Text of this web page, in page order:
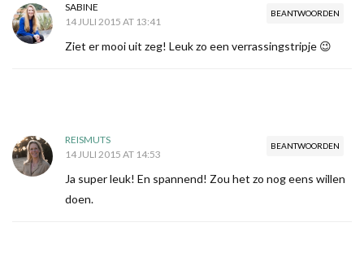
BEANTWOORDEN
SABINE
14 JULI 2015 AT 13:41
Ziet er mooi uit zeg! Leuk zo een verrassingstripje 😉
BEANTWOORDEN
REISMUTS
14 JULI 2015 AT 14:53
Ja super leuk! En spannend! Zou het zo nog eens willen
doen.